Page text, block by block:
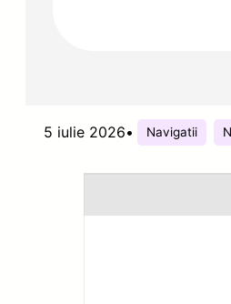
5 iulie 2026• Navigatii